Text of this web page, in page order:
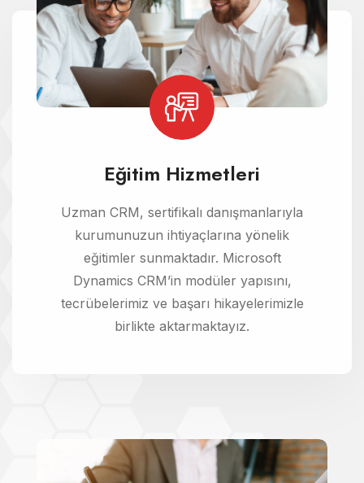
Eğitim Hizmetleri
Uzman CRM, sertifikalı danışmanlarıyla
kurumunuzun ihtiyaçlarına yönelik
eğitimler sunmaktadır. Microsoft
Dynamics CRM’in modüler yapısını,
tecrübelerimiz ve başarı hikayelerimizle
birlikte aktarmaktayız.